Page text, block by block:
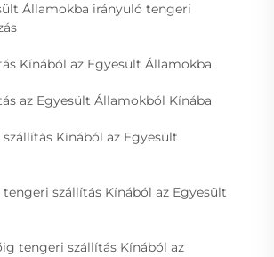
Államokba irányuló tengeri
Kínából az Egyesült Államokba
az Egyesült Államokból Kínába
Kínából az Egyesült
szállítás Kínából az Egyesült
tengeri szállítás Kínából az